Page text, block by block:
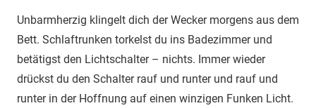
Unbarmherzig klingelt dich der Wecker morgens aus dem
Bett. Schlaftrunken torkelst du ins Badezimmer und
betätigst den Lichtschalter – nichts. Immer wieder
drückst du den Schalter rauf und runter und rauf und
runter in der Hoffnung auf einen winzigen Funken Licht.